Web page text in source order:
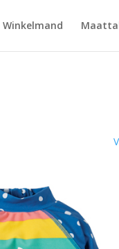
Winkelmand